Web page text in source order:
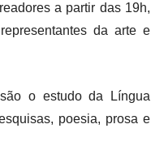
a partir das 19h,
da arte e
o estudo da Língua
poesia, prosa e